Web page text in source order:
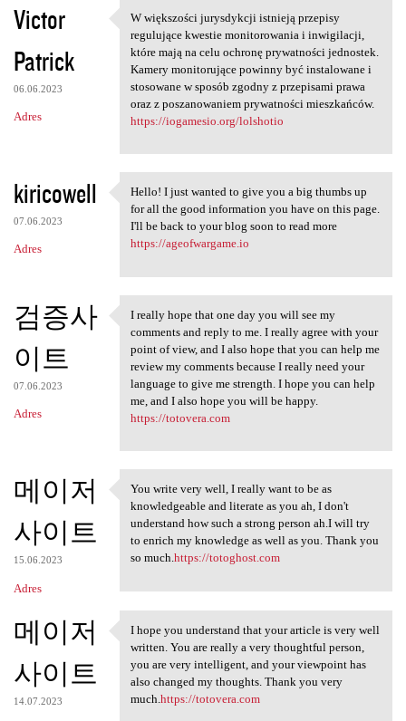
Victor
Patrick
06.06.2023
Adres
W większości jurysdykcji
W większości jurysdykcji istnieją przepisy
regulujące kwestie monitorowania i inwigilacji,
które mają na celu ochronę prywatności jednostek.
Kamery monitorujące powinny być instalowane i
stosowane w sposób zgodny z przepisami prawa
oraz z poszanowaniem prywatności mieszkańców.
https://iogamesio.org/lolshotio
kiricowell
07.06.2023
Adres
Hello! I just wanted to give
Hello! I just wanted to give you a big thumbs up
for all the good information you have on this page.
I'll be back to your blog soon to read more
https://ageofwargame.io
검증사
이트
07.06.2023
Adres
I really hope that one day
I really hope that one day you will see my
comments and reply to me. I really agree with your
point of view, and I also hope that you can help me
review my comments because I really need your
language to give me strength. I hope you can help
me, and I also hope you will be happy.
https://totovera.com
메이저
사이트
15.06.2023
Adres
You write very well, I really
You write very well, I really want to be as
knowledgeable and literate as you ah, I don't
understand how such a strong person ah.I will try
to enrich my knowledge as well as you. Thank you
so much.https://totoghost.com
메이저
사이트
14.07.2023
I hope you understand that
I hope you understand that your article is very well
written. You are really a very thoughtful person,
you are very intelligent, and your viewpoint has
also changed my thoughts. Thank you very
much.https://totovera.com